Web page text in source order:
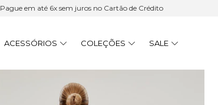
Pague em até 6x sem juros no Cartão de Crédito
ACESSÓRIOS COLEÇÕES SALE